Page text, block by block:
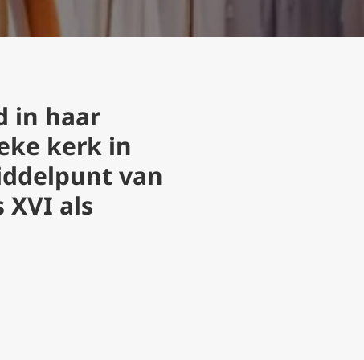
in haar
kerk in
van
als